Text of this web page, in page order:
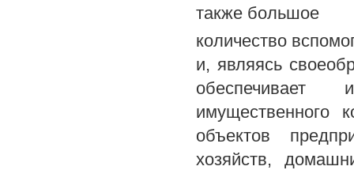
также большое
количество
и, являясь
обеспечивает
имущественного
объектов
хозяйств,